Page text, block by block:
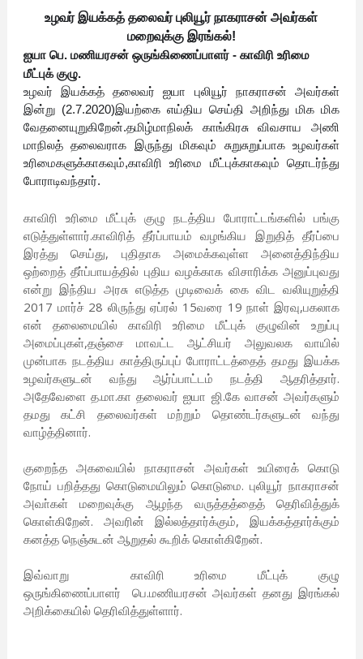
உழவர் இயக்கத் தலைவர் புலியூர் நாகராசன் அவர்கள்
மறைவுக்கு இரங்கல்!
ஐயா பெ. மணியரசன் ஒருங்கிணைப்பாளர் - காவிரி உரிமை
மீட்புக் குழு.
உழவர் இயக்கத் தலைவர் ஐயா புலியூர் நாகராசன் அவர்கள்
இன்று (2.7.2020)இயற்கை எய்திய செய்தி அறிந்து மிக மிக
வேதனையுறுகிறேன்.தமிழ்மாநிலக் காங்கிரசு விவசாய அணி
மாநிலத் தலைவராக இருந்து மிகவும் சுறுசுறுப்பாக உழவர்கள்
உரிமைகளுக்காகவும்,காவிரி உரிமை மீட்புக்காகவும் தொடர்ந்து
போராடிவந்தார்.
காவிரி உரிமை மீட்புக் குழு நடத்திய போராட்டங்களில் பங்கு
எடுத்துள்ளார்.காவிரித் தீர்ப்பாயம் வழங்கிய இறுதித் தீர்ப்பை
இரத்து செய்து, புதிதாக அமைக்கவுள்ள அனைத்திந்திய
ஒற்றைத் தீா்ப்பாயத்தில் புதிய வழக்காக விசாரிக்க அனுப்புவது
என்று இந்திய அரசு எடுத்த முடிவைக் கை விட வலியுறுத்தி
2017 மார்ச் 28 லிருந்து ஏப்ரல் 15வரை 19 நாள் இரவு,பகலாக
என் தலைமையில் காவிரி உரிமை மீட்புக் குழுவின் உறுப்பு
அமைப்புகள்,தஞ்சை மாவட்ட ஆட்சியர் அலுவலக வாயில்
முன்பாக நடத்திய காத்திருப்புப் போராட்டத்தைத் தமது இயக்க
உழவர்களுடன் வந்து ஆர்ப்பாட்டம் நடத்தி ஆதரித்தார்.
அதேவேளை த.மா.கா தலைவர் ஐயா ஜி.கே வாசன் அவர்களும்
தமது கட்சி தலைவர்கள் மற்றும் தொண்டர்களுடன் வந்து
வாழ்த்தினார்.
குறைந்த அகவையில் நாகராசன் அவர்கள் உயிரைக் கொடு
நோய் பறித்தது கொடுமையிலும் கொடுமை. புலியூர் நாகராசன்
அவா்கள் மறைவுக்கு ஆழந்த வருத்தத்தைத் தெரிவித்துக்
கொள்கிறேன். அவரின் இல்லத்தார்க்கும், இயக்கத்தார்க்கும்
கனத்த நெஞ்சுடன் ஆறுதல் கூறிக் கொள்கிறேன்.
இவ்வாறு காவிரி உரிமை மீட்புக் குழு
ஒருங்கிணைப்பாளர் பெ.மணியரசன் அவர்கள் தனது இரங்கல்
அறிக்கையில் தெரிவித்துள்ளார்.